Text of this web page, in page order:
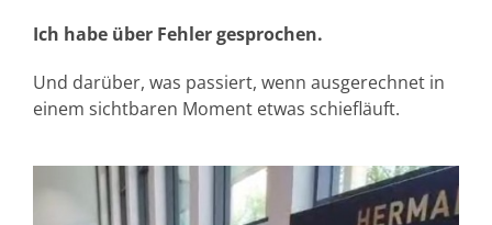
Ich habe über Fehler gesprochen.
Und darüber, was passiert, wenn ausgerechnet in
einem sichtbaren Moment etwas schiefläuft.